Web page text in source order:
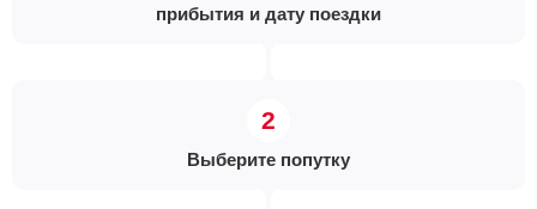
прибытия и дату поездки
Выберите попутку